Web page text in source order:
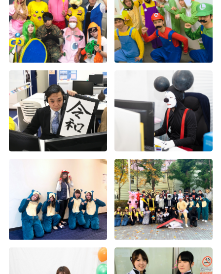
2015年度入社式
年度末お疲れ様会
上期表彰式及び経営方針発表会